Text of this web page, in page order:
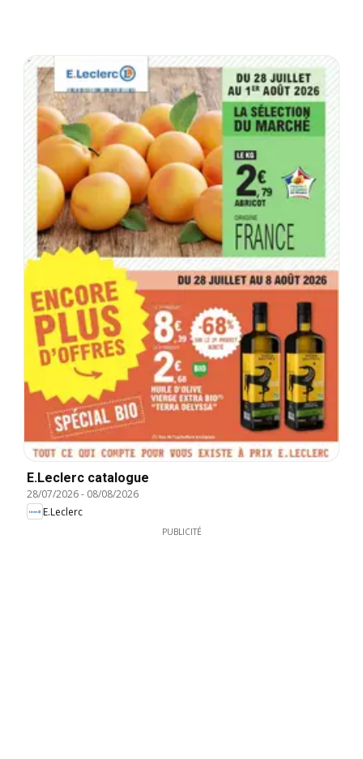
E.Leclerc catalogue
28/07/2026- 08/08/2026
E.Leclerc
PUBLICITÉ